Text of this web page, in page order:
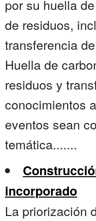
por su huella
de residuos,
transferencia
Huella de
residuos y
conocimientos
eventos sean
temática.......
incorporado
La priorización